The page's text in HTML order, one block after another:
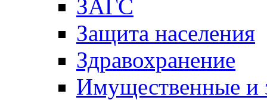
ЗАГС
Защита населения
Здравохранение
Имущественные и